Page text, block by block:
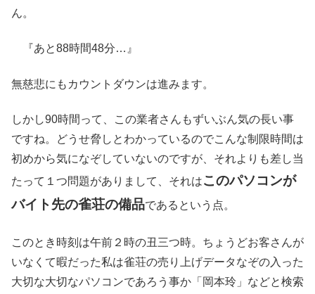
ん。
『あと88時間48分…』
無慈悲にもカウントダウンは進みます。
しかし90時間って、この業者さんもずいぶん気の長い事
ですね。どうせ脅しとわかっているのでこんな制限時間は
初めから気になぞしていないのですが、それよりも差し当
たって１つ問題がありまして、それはこのパソコンが
バイト先の雀荘の備品であるという点。
このとき時刻は午前２時の丑三つ時。ちょうどお客さんが
いなくて暇だった私は雀荘の売り上げデータなぞの入った
大切な大切なパソコンであろう事か「岡本玲」などと検索